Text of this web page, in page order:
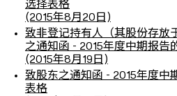
选择表格
(2015年8月20日)
致非登记持有人（其股份存放
之通知函 - 2015年度中期报告
(2015年8月19日)
致股东之通知函 - 2015年度中
表格